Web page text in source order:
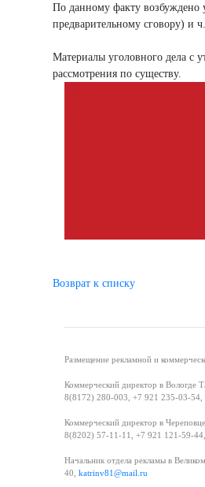
По данному факту возбуждено
предварительному сговору) и
Материалы уголовного дела с
рассмотрения по существу.
Возврат к списку
Размещение рекламной и
Коммерческий директор в Вологде
8(8172) 280-003, +7 921 235-03-54,
Коммерческий директор в
8(8202) 57-11-11, +7 921 121-59-44,
Начальник отдела рекламы в
40, katrinv81@mail.ru